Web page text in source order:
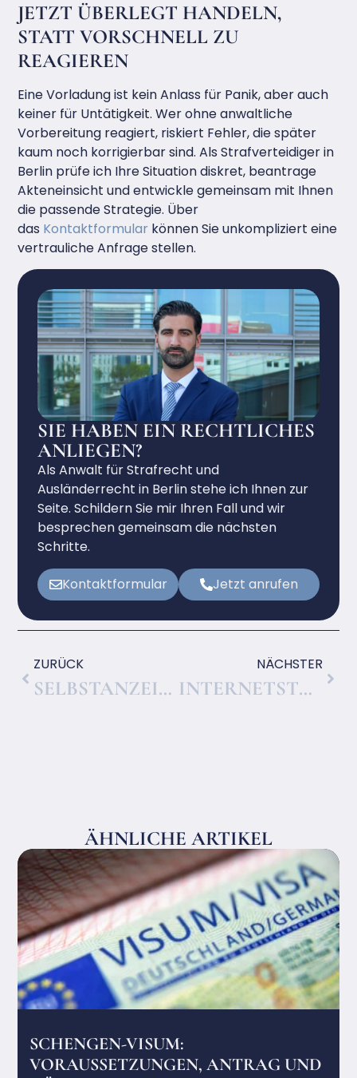
JETZT ÜBERLEGT HANDELN,
STATT VORSCHNELL ZU
REAGIEREN
Eine Vorladung ist kein Anlass für Panik, aber auch
keiner für Untätigkeit. Wer ohne anwaltliche
Vorbereitung reagiert, riskiert Fehler, die später
kaum noch korrigierbar sind. Als Strafverteidiger in
Berlin prüfe ich Ihre Situation diskret, beantrage
Akteneinsicht und entwickle gemeinsam mit Ihnen
die passende Strategie. Über
das Kontaktformular können Sie unkompliziert eine
vertrauliche Anfrage stellen.
SIE HABEN EIN RECHTLICHES
ANLIEGEN?
Als Anwalt für Strafrecht und
Ausländerrecht in Berlin stehe ich Ihnen zur
Seite. Schildern Sie mir Ihren Fall und wir
besprechen gemeinsam die nächsten
Schritte.
Kontaktformular Jetzt anrufen
ZURÜCK
SELBSTANZEIGE BEI STEUERHINTERZIEHUNG, WANN SIE STRAFBEFREIEND WIRKT
NÄCHSTER
INTERNETSTRAFRECHT, WAS BEI BELEIDIGUNG UND HASSREDE IM NETZ DROHT
ÄHNLICHE ARTIKEL
SCHENGEN-VISUM:
VORAUSSETZUNGEN, ANTRAG UND